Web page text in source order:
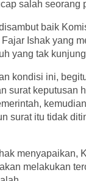
salah seorang
baik
Ishak yang
yang tak
kondisi ini,
surat keputusan
surat itu tidak
menyapaikan,
melakukan